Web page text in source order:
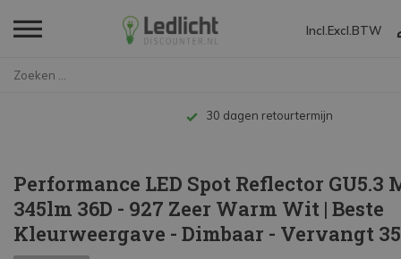
Incl. Excl. BTW
Tot 10 jaar garantie
Performance LED Spot Reflector GU5.3
345lm 36D - 927 Zeer Warm Wit | Beste
Kleurweergave - Dimbaar - Vervangt